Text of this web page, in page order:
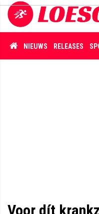
NIEUWS RELEASES
Voor dít